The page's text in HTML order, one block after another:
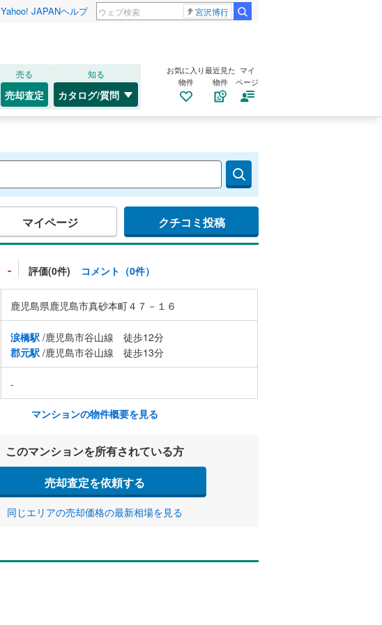
Yahoo! JAPANヘルプ 宮沢博行
売る
売却査定
知る
カタログ/質問
お気に入り
物件
最近見た
物件
マイ
ページ
マイページ クチコミ投稿
- 評価(0件) コメント（0件）
鹿児島県鹿児島市真砂本町４７－１６
涙橋駅 /鹿児島市谷山線 徒歩12分
郡元駅 /鹿児島市谷山線 徒歩13分
-
マンションの物件概要を見る
このマンションを所有されている方
売却査定を依頼する
同じエリアの売却価格の最新相場を見る